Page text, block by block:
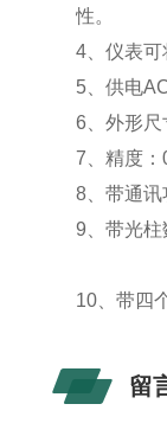
性。
4、仪表
5、供电
6、外形
7、精度：
8、带通
9、带光
10、带四
留